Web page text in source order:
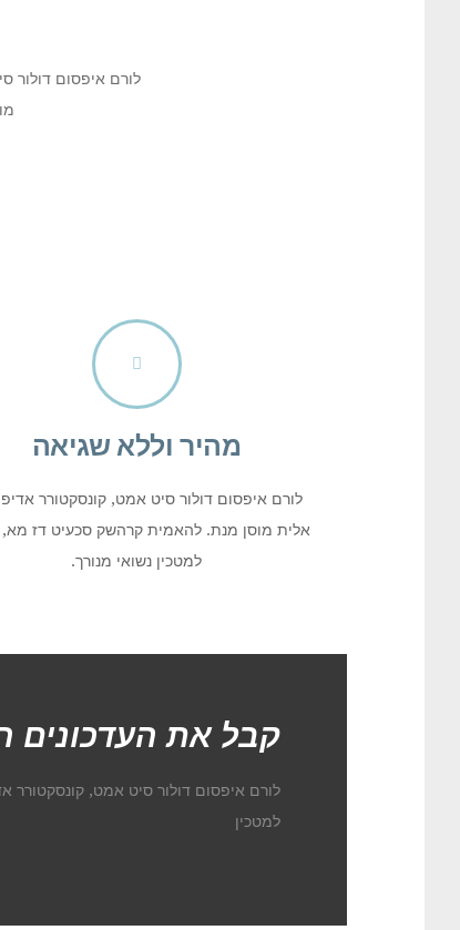
לורם איפסום דולור
מהיר וללא שגיאה
לורם איפסום דולור סיט אמט, קונסקטורר
אלית מוסן מנת. להאמית קרהשק סכעיט דז
למטכין נשואי מנורך.
קבל את העדכונים
לורם איפסום דולור סיט אמט,
למטכין